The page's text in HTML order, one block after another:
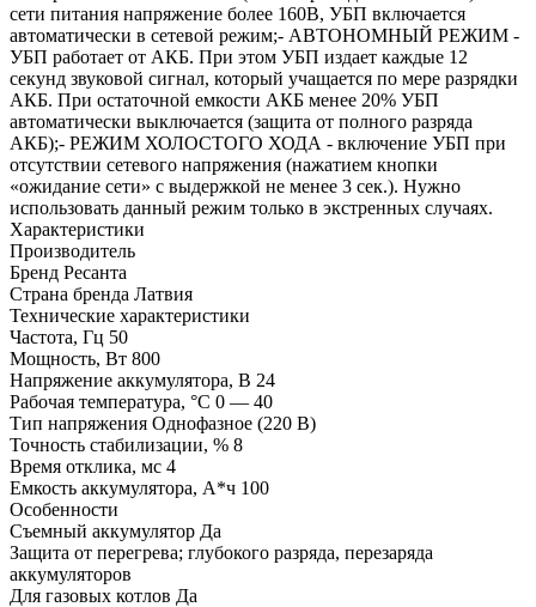
сети питания напряжение более 160В, УБП включается
автоматически в сетевой режим;- АВТОНОМНЫЙ РЕЖИМ -
УБП работает от АКБ. При этом УБП издает каждые 12
секунд звуковой сигнал, который учащается по мере разрядки
АКБ. При остаточной емкости АКБ менее 20% УБП
автоматически выключается (защита от полного разряда
АКБ);- РЕЖИМ ХОЛОСТОГО ХОДА - включение УБП при
отсутствии сетевого напряжения (нажатием кнопки
«ожидание сети» с выдержкой не менее 3 сек.). Нужно
использовать данный режим только в экстренных случаях.
Характеристики
Производитель
Бренд Ресанта
Страна бренда Латвия
Технические характеристики
Частота, Гц 50
Мощность, Вт 800
Напряжение аккумулятора, В 24
Рабочая температура, °C 0 — 40
Тип напряжения Однофазное (220 В)
Точность стабилизации, % 8
Время отклика, мс 4
Емкость аккумулятора, А*ч 100
Особенности
Съемный аккумулятор Да
Защита от перегрева; глубокого разряда, перезаряда
аккумуляторов
Для газовых котлов Да